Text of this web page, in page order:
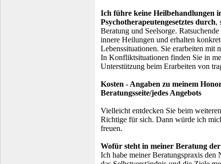
Ich führe keine Heilbehandlungen
Psychotherapeutengesetztes durch,
Beratung und Seelsorge.
innere Heilungen und erhalten
Lebenssituationen. Sie erarbeiten mit
In Konfliktsituationen finden Sie in
Unterstützung beim Erarbeiten von
Kosten - Angaben zu meinem
Beratungsseite/jedes Angebots
Vielleicht entdecken Sie beim
Richtige für sich. Dann würde ich
freuen.
Wofür steht in meiner Beratung
Ich habe meiner Beratungspraxis